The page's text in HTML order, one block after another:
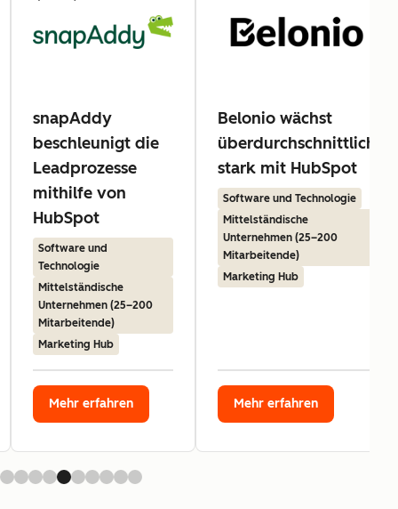
snapAddy
beschleunigt die
Leadprozesse
mithilfe von
HubSpot
Software und
Technologie
Mittelständische
Unternehmen (25–200
Mitarbeitende)
Marketing Hub
Mehr erfahren
Belonio wächst
überdurchschnittlich
stark mit HubSpot
Software und Technologie
Mittelständische
Unternehmen (25–200
Mitarbeitende)
Marketing Hub
Mehr erfahren